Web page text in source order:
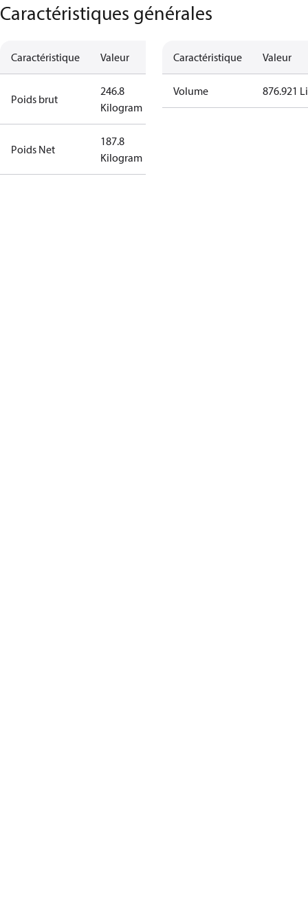
Caractéristiques générales
Caractéristique Valeur
Poids brut
246.8
Kilogram
Poids Net
187.8
Kilogram
Caractéristique Valeur
Volume 876.921